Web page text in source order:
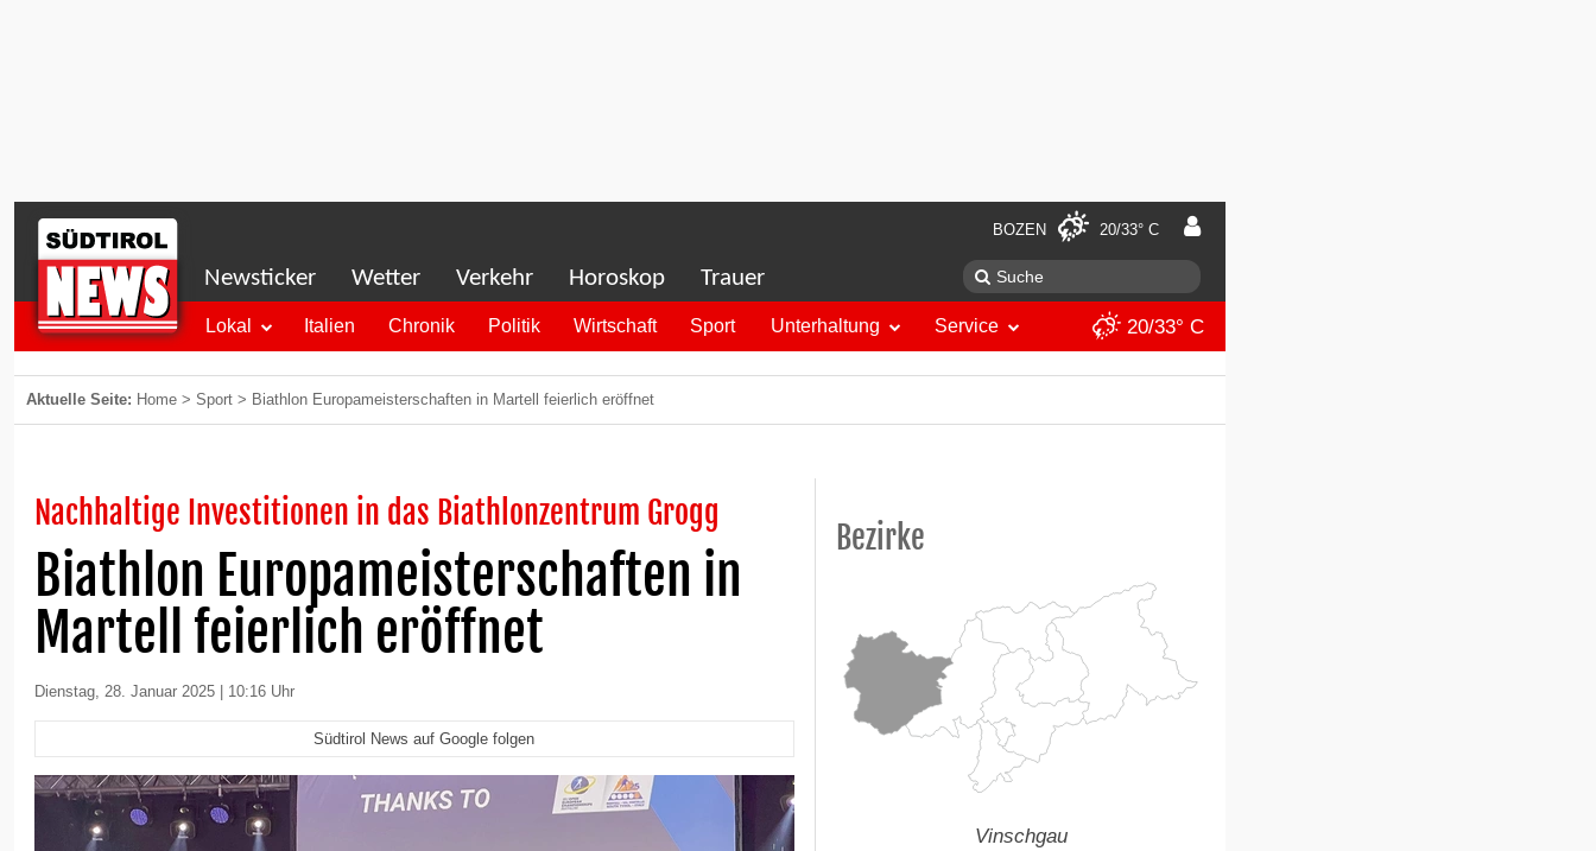
BOZEN 20/33° C
Newsticker Wetter Verkehr Horoskop Trauer
Lokal Italien Chronik Politik Wirtschaft Sport Unterhaltung Service 20/33° C
Aktuelle Seite: Home > Sport > Biathlon Europameisterschaften in Martell feierlich eröffnet
Nachhaltige Investitionen in das Biathlonzentrum Grogg
Biathlon Europameisterschaften in
Martell feierlich eröffnet
Dienstag, 28. Januar 2025 | 10:16 Uhr
Südtirol News auf Google folgen
Bezirke
Vinschgau